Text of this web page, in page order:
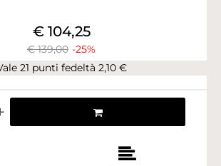
€ 139,00 -25%
€ 104,25
21 punti fedeltà 2,10 €